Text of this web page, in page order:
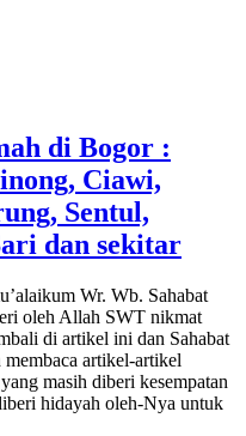
di Bogor :
Ciawi,
Sentul,
dan sekitar
Wr. Wb. Sahabat
oleh Allah SWT nikmat
di artikel ini dan Sahabat
membaca artikel-artikel
masih diberi kesempatan
hidayah oleh-Nya untuk